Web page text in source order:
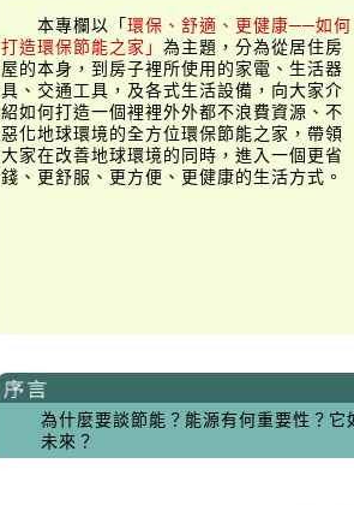
本專欄以「 環保、舒適、更健康──如何
打造環保節能之家」 為主題，分為從居住房
屋的本身，到房子裡所使用的家電、生活器
具、交通工具，及各式生活設備，向大家介
紹如何打造一個裡裡外外都不浪費資源、不
惡化地球環境的全方位環保節能之家，帶領
大家在改善地球環境的同時，進入一個更省
錢、更舒服、更方便、更健康的生活方式。
為什麼要談節能？能源有何重要性？
未來？